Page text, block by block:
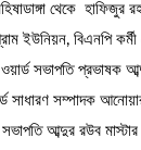
থেকে হাফিজুর
ইউনিয়ন, বিএনপি
সভাপতি প্রভাষক
সাধারণ সম্পাদক
সভাপতি আব্দুর রউব